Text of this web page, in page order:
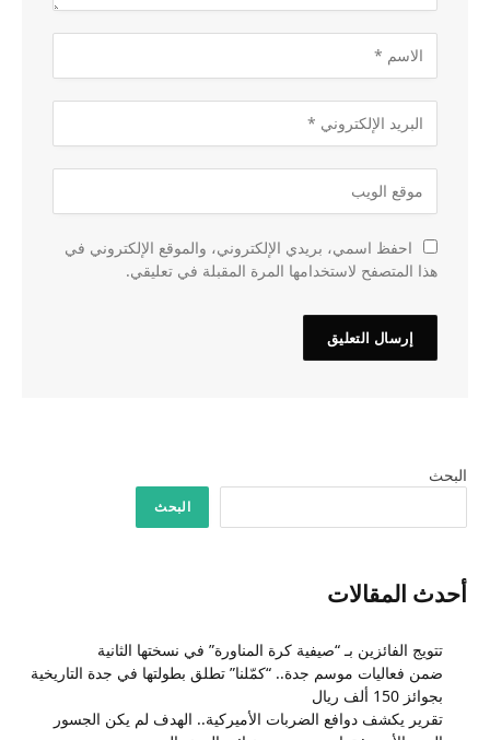
احفظ اسمي، بريدي الإلكتروني، والموقع الإلكتروني في
هذا المتصفح لاستخدامها المرة المقبلة في تعليقي.
البحث
البحث
أحدث المقالات
تتويج الفائزين بـ “صيفية كرة المناورة” في نسختها الثانية
ضمن فعاليات موسم جدة.. “كمّلنا” تطلق بطولتها في جدة التاريخية
بجوائز 150 ألف ريال
تقرير يكشف دوافع الضربات الأميركية.. الهدف لم يكن الجسور